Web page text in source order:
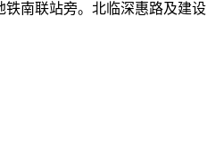
铁南联站旁。北临深惠路及建设